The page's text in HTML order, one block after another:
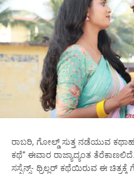
ರಾಬರಿ, ಗೋಲ್ಡ್ ಸುತ್ತ ನಡೆಯುವ
ಕಥೆ” ಈವಾರ ರಾಜ್ಯಾದ್ಯಂತ
ಸಸ್ಪೆನ್ಸ್- ಥ್ರಿಲ್ಲರ್ ಕಥೆಯಿರುವ ಈ